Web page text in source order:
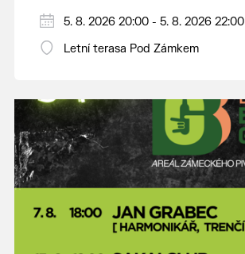
5. 8. 2026 20:00 - 5. 8. 2026 22:00
Letní terasa Pod Zámkem